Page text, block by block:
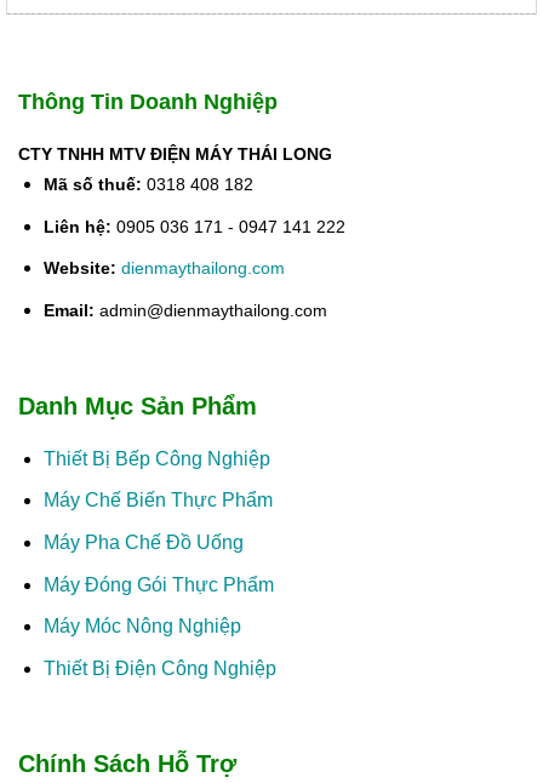
9.000.000 ₫.
là:
Thông Tin Doanh Nghiệp
CTY TNHH MTV ĐIỆN MÁY THÁI LONG
Mã số thuế: 0318 408 182
Liên hệ: 0905 036 171 - 0947 141 222
Website: dienmaythailong.com
Email: admin@dienmaythailong.com
Danh Mục Sản Phẩm
Thiết Bị Bếp Công Nghiệp
Máy Chế Biến Thực Phẩm
Máy Pha Chế Đồ Uống
Máy Đóng Gói Thực Phẩm
Máy Móc Nông Nghiệp
Thiết Bị Điện Công Nghiệp
Chính Sách Hỗ Trợ